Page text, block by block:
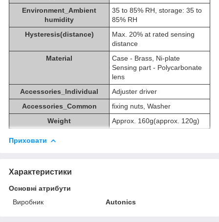
Environment_Ambient
humidity
35 to 85% RH, storage: 35 to
85% RH
Hysteresis(distance)
Max. 20% at rated sensing
distance
Material
Case - Brass, Ni-plate
Sensing part - Polycarbonate
lens
Accessories_Individual
Adjuster driver
Accessories_Common
fixing nuts, Washer
Weight
Approx. 160g(approx. 120g)
Приховати
Характеристики
Основні атрибути
Виробник
Autonics